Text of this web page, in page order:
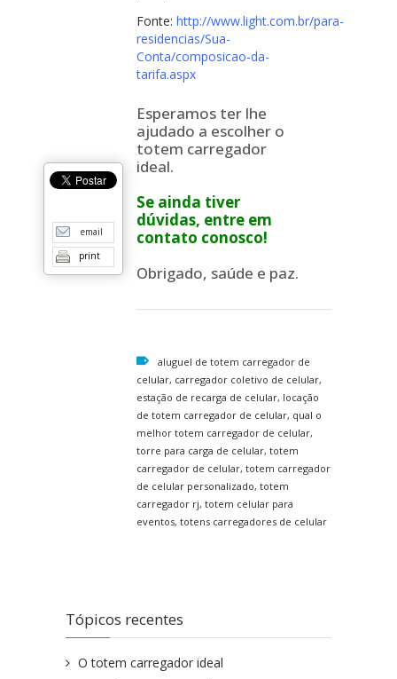
Fonte: http://www.light.com.br/para-
residencias/Sua-
Conta/composicao-da-
tarifa.aspx
Esperamos ter lhe
ajudado a escolher o
totem carregador
ideal.
Se ainda tiver
dúvidas, entre em
contato conosco!
Obrigado, saúde e paz.
aluguel de totem carregador de
celular, carregador coletivo de celular,
estação de recarga de celular, locação
de totem carregador de celular, qual o
melhor totem carregador de celular,
torre para carga de celular, totem
carregador de celular, totem carregador
de celular personalizado, totem
carregador rj, totem celular para
eventos, totens carregadores de celular
Tópicos recentes
O totem carregador ideal
email
print